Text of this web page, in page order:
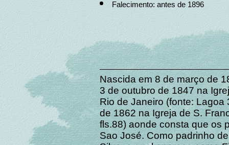
Falecimento: antes de 1896
Nascida em 8 de março de
3 de outubro de 1847 na
Rio de Janeiro (fonte:
de 1862 na Igreja de S.
fls.88) aonde consta que os
Sao José. Como padrinho